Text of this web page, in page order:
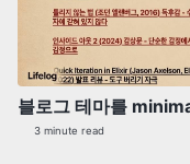
블로그 테마를
3 minute read